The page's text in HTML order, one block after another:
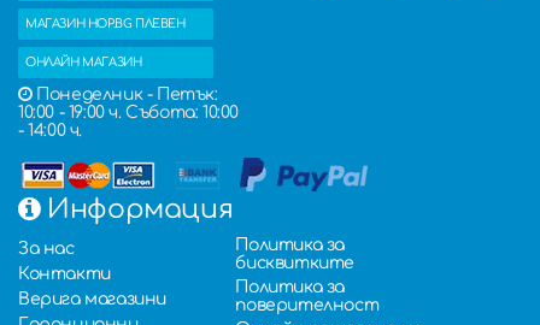
МАГАЗИН HOP.BG ПЛЕВЕН
ОНЛАЙН МАГАЗИН
Понеделник - Петък:
10:00 - 19:00 ч. Събота: 10:00
- 14:00 ч.
Информация
За нас
Контакти
Верига магазини
Политика за
бисквитките
Политика за
поверителност